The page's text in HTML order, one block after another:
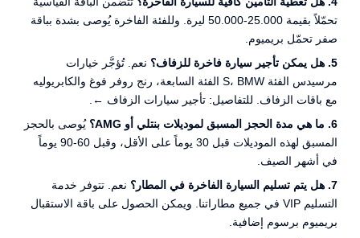
تحمّلاً بقيمة 25.000-50.000 ليرة. وللفئة الفاخرة يُوصى بشدة بباقة
صفر تحمّل بريميوم.
5. هل يمكن تأجير سيارة فاخرة للزفاف؟
نعم. تُؤجَّر خيارات
مرسيدس الفئة S، BMW الفئة السابعة، رنج روفر فوغ والكابريوليه
مع باقات الزفاف. للتفاصيل: تأجير سيارات الزفاف ← .
6. ما هي مدة الحجز المسبق لموديلات بنتلي أو AMG؟
يُوصى بالحجز
المسبق لهذه الموديلات قبل 30 يوماً على الأقل، وقبل 60-90 يوماً
في أشهر الصيف.
7. هل يتم تسليم السيارة الفاخرة في المطار؟
نعم. تتوفر خدمة
التسليم VIP في جميع مطاراتنا. ويمكن الحصول على باقة الاستقبال
بريميوم برسوم إضافية.